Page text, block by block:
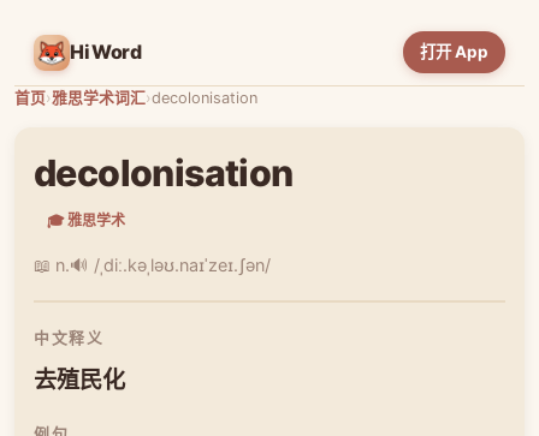
HiWord 打开 App
首页›雅思学术词汇›decolonisation
decolonisation
🎓 雅思学术
📖 n.🔊 /ˌdiː.kəˌləʊ.naɪˈzeɪ.ʃən/
中文释义
去殖民化